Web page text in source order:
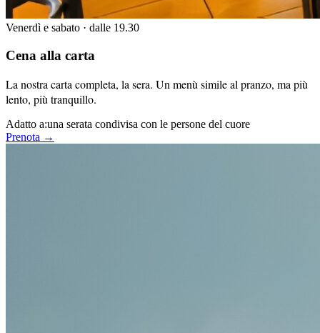
Venerdì e sabato · dalle 19.30
Cena alla carta
La nostra carta completa, la sera. Un menù simile al pranzo, ma più
lento, più tranquillo.
Adatto a:una serata condivisa con le persone del cuore
Prenota →